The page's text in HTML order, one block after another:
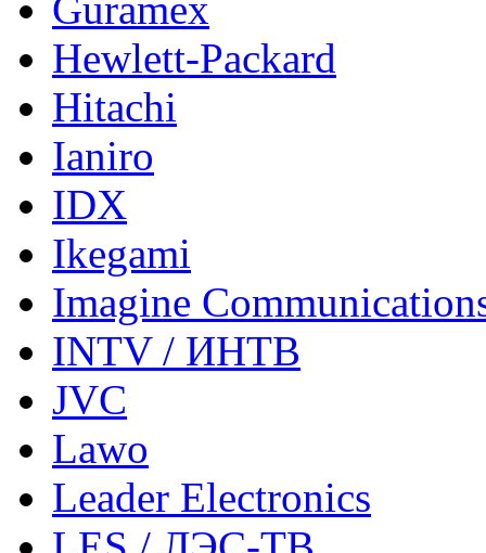
Guramex
Hewlett-Packard
Hitachi
Ianiro
IDX
Ikegami
Imagine
INTV / ИНТВ
JVC
Lawo
Leader Electronics